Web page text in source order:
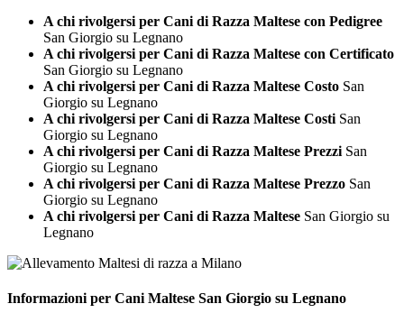
A chi rivolgersi per Cani di Razza Maltese con Pedigree
San Giorgio su Legnano
A chi rivolgersi per Cani di Razza Maltese con Certificato
San Giorgio su Legnano
A chi rivolgersi per Cani di Razza Maltese Costo San
Giorgio su Legnano
A chi rivolgersi per Cani di Razza Maltese Costi San
Giorgio su Legnano
A chi rivolgersi per Cani di Razza Maltese Prezzi San
Giorgio su Legnano
A chi rivolgersi per Cani di Razza Maltese Prezzo San
Giorgio su Legnano
A chi rivolgersi per Cani di Razza Maltese San Giorgio su
Legnano
Informazioni per Cani Maltese San Giorgio su Legnano